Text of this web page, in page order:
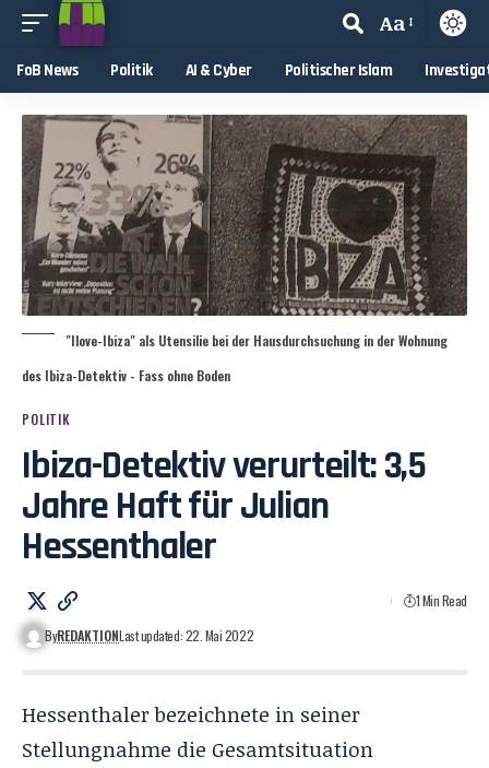
Aa
FoB News Politik AI & Cyber Politischer Islam
"Ilove-Ibiza" als Utensilie bei der Hausdurchsuchung in der Wohnung
des Ibiza-Detektiv - Fass ohne Boden
POLITIK
Ibiza-Detektiv verurteilt: 3,5
Jahre Haft für Julian
Hessenthaler
ByREDAKTIONLast updated: 22. Mai 2022
1 Min Read
Hessenthaler bezeichnete in seiner
Stellungnahme die Gesamtsituation